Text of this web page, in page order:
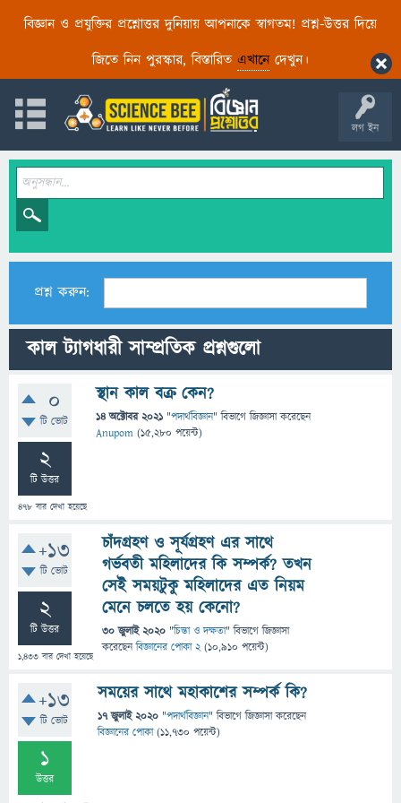
বিজ্ঞান ও প্রযুক্তির প্রশ্নোত্তর দুনিয়ায় আপনাকে স্বাগতম! প্রশ্ন-উত্তর দিয়ে
জিতে নিন পুরস্কার, বিস্তারিত এখানেদেখুন।
লগ ইন
প্রশ্ন করুন:
কাল ট্যাগধারী সাম্প্রতিক প্রশ্নগুলো
0
টি ভোট
2
টি উত্তর
478 বার দেখা হয়েছে
স্থান কাল বক্র কেন?
14 অক্টোবর 2021 "পদার্থবিজ্ঞান" বিভাগে জিজ্ঞাসাকরেছেন
Anupom (15,280 পয়েন্ট)
+13
টি ভোট
2
টি উত্তর
1,433 বার দেখা হয়েছে
চাঁদগ্রহণ ও সূর্যগ্রহণ এর সাথে
গর্ভবতী মহিলাদের কি সম্পর্ক? তখন
সেই সময়টুকু মহিলাদের এত নিয়ম
মেনে চলতে হয় কেনো?
30 জুলাই 2020 "চিন্তা ও দক্ষতা" বিভাগে জিজ্ঞাসা
করেছেনবিজ্ঞানের পোকা 2 (10,910 পয়েন্ট)
+13
টি ভোট
1
উত্তর
সময়ের সাথে মহাকাশের সম্পর্ক কি?
17 জুলাই 2020 "পদার্থবিজ্ঞান" বিভাগে জিজ্ঞাসাকরেছেন
বিজ্ঞানের পোকা (11,730 পয়েন্ট)